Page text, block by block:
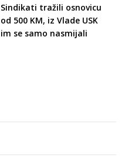
Sindikati tražili osnovicu
od 500 KM, iz Vlade USK
im se samo nasmijali